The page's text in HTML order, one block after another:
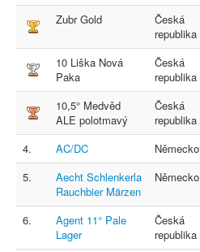
Zubr Gold
Česká
republika
10 Liška Nová
Paka
Česká
republika
10,5° Medvěd
ALE polotmavý
Česká
republika
4.
AC/DC
Německo
5.
Aecht Schlenkerla
Rauchbier Märzen
Německo
6.
Agent 11° Pale
Lager
Česká
republika